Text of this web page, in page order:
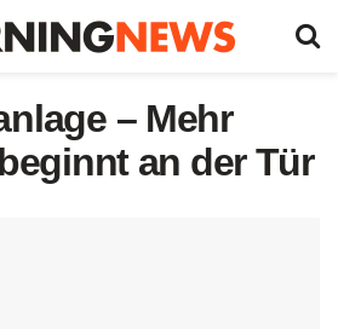
– Mehr
an der Tür